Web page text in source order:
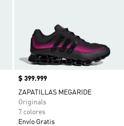
Precio
$ 399.999
ZAPATILLAS MEGARIDE
Originals
7 colores
Envío Gratis